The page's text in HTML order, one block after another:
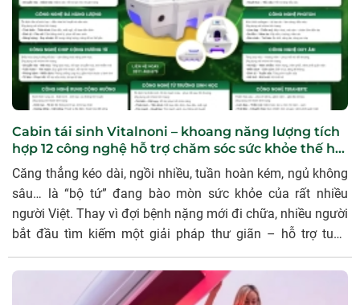
Cabin tái sinh Vitalnoni – khoang năng lượng tích
hợp 12 công nghệ hỗ trợ chăm sóc sức khỏe thế hệ
mới
Căng thẳng kéo dài, ngồi nhiều, tuần hoàn kém, ngủ không
sâu… là “bộ tứ” đang bào mòn sức khỏe của rất nhiều
người Việt. Thay vì đợi bệnh nặng mới đi chữa, nhiều người
bắt đầu tìm kiếm một giải pháp thư giãn – hỗ trợ tuần
hoàn – chăm sóc sức khỏe chủ động. Từ nhu cầu đó,
Cabin tái sinh Vitalnoni ra đời như một khoang năng lượng
tích hợp 12 công nghệ hiện đại, giúp: Làm ấm sâu cơ thể